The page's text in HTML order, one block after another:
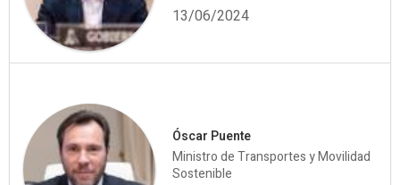
13/06/2024
Óscar Puente
Ministro de Transportes y Movilidad
Sostenible